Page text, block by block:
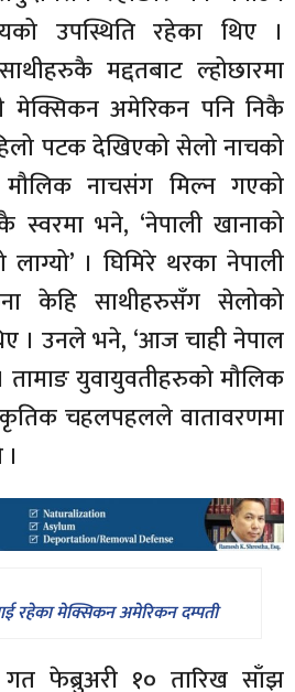
उपस्थिति रहेका थिए ।
मद्दतबाट ल्होछारमा
अमेरिकन पनि निकै
पटक देखिएको सेलो नाचको
नाचसंग मिल्न गएको
भने, ‘नेपाली खानाको
लाग्यो’ । घिमिरे थरका नेपाली
केहि साथीहरुसँग सेलोको
। उनले भने, ‘आज चाही नेपाल
तामाङ युवायुवतीहरुको मौलिक
चहलपहलले वातावरणमा
रहेका मेक्सिकन अमेरिकन दम्पती
गत फेब्रुअरी १० तारिख साँझ